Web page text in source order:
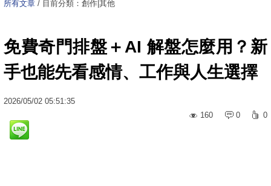
所有文章 / 目前分類：創作|其他
免費奇門排盤＋AI 解盤怎麼用？新
手也能先看感情、工作與人生選擇
2026/05/02 05:51:35
160
0 0